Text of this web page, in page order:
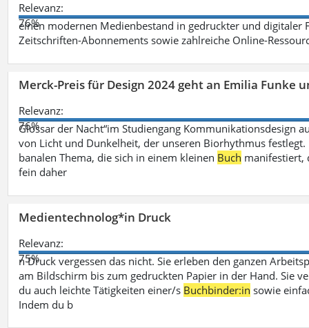
Relevanz:
76%
einen modernen Medienbestand in gedruckter und
Zeitschriften-Abonnements sowie zahlreiche Online-
Merck-Preis für Design 2024 geht an Emilia Funke
Relevanz:
76%
Glossar der Nacht“im Studiengang Kommunikationsdesign
von Licht und Dunkelheit, der unseren Biorhythmus
banalen Thema, die sich in einem kleinen Buch manifestiert,
fein daher
Medientechnolog*in Druck
Relevanz:
75%
n Druck vergessen das nicht. Sie erleben den ganzen
am Bildschirm bis zum gedruckten Papier in der Hand. Sie
du auch leichte Tätigkeiten einer/s Buchbinder:in sowie
Indem du b